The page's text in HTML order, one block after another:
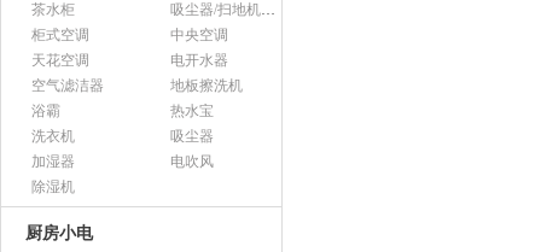
茶水柜
吸尘器/扫地机配件
柜式空调
中央空调
天花空调
电开水器
空气滤洁器
地板擦洗机
浴霸
热水宝
洗衣机
吸尘器
加湿器
电吹风
除湿机
厨房小电